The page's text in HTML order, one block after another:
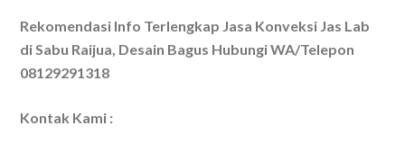
Rekomendasi Info Terlengkap Jasa Konveksi Jas Lab
di Sabu Raijua, Desain Bagus Hubungi WA/Telepon
08129291318
Kontak Kami :